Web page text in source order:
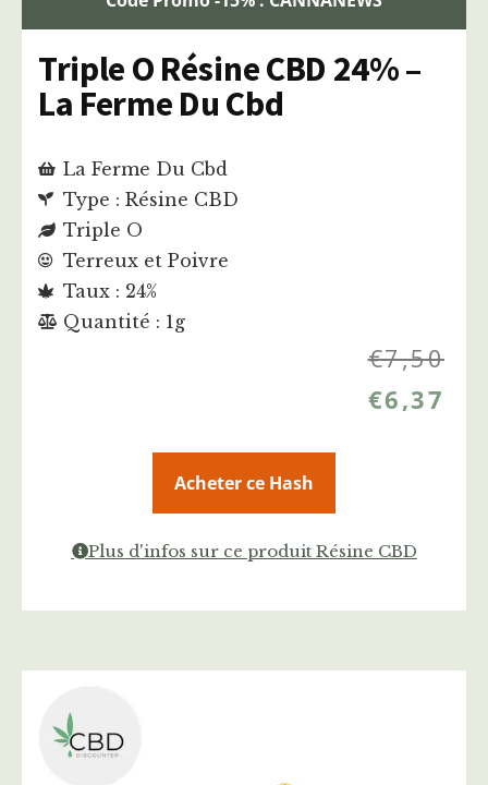
Triple O Résine CBD 24% –
La Ferme Du Cbd
La Ferme Du Cbd
Type : Résine CBD
Triple O
Terreux et Poivre
Taux : 24%
Quantité : 1g
€7,50
€6,37
Acheter ce Hash
Plus d'infos sur ce produit Résine CBD